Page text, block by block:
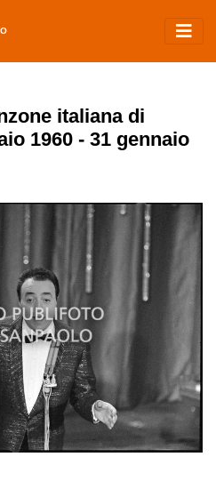
italiana di
1960 - 31 gennaio